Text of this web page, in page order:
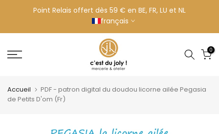
contenu
Point Relais offert dès 59 € en BE, FR, LU et NL
français
0
Accueil
PDF - patron digital du doudou licorne ailée Pegasia
de Petits D'om (Fr)